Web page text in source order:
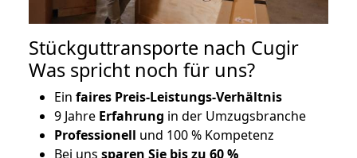
Stückguttransporte nach Cugir
Was spricht noch für uns?
Ein faires Preis-Leistungs-Verhältnis
9 Jahre Erfahrung in der Umzugsbranche
Professionell und 100 % Kompetenz
Bei uns sparen Sie bis zu 60 %